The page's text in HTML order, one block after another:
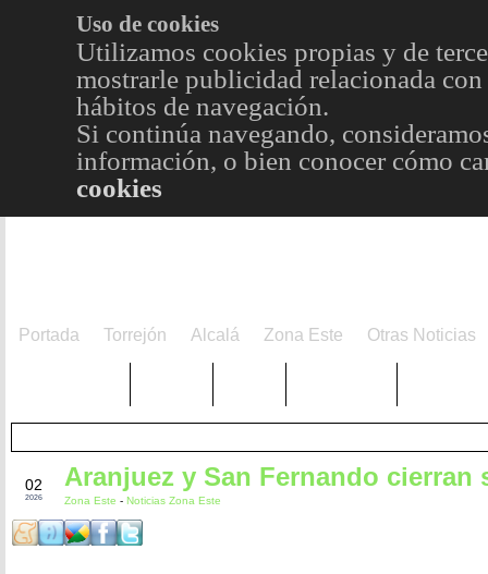
Uso de cookies
Utilizamos cookies propias y de
mostrarle publicidad relacionada
hábitos de navegación.
Si continúa navegando,
información, o bien conocer cómo
cookies
Portada Torrejón Alcalá Zona Este Otras Noticias
02
2026
Aranjuez y San Fernando cierran
Zona Este - Noticias Zona Este